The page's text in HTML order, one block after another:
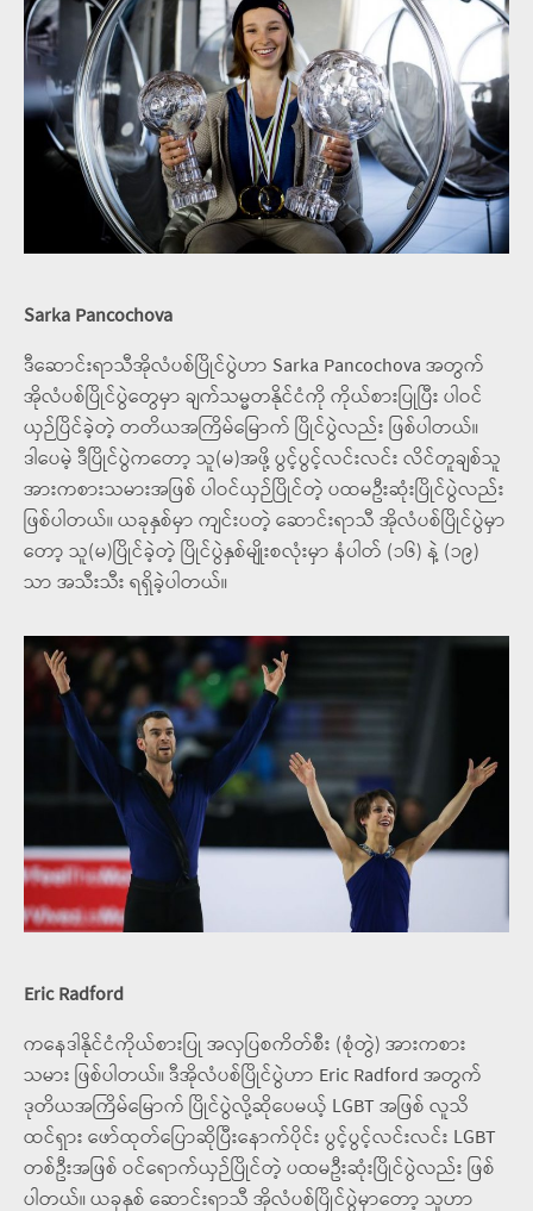
Sarka Pancochova
ဒီဆောင်းရာသီအိုလံပစ်ပြိုင်ပွဲဟာ Sarka Pancochova အတွက်
အိုလံပစ်ပြိုင်ပွဲတွေမှာ ချက်သမ္မတနိုင်ငံကို ကိုယ်စားပြုပြီး ပါဝင်
ယှဉ်ပြိင်ခဲ့တဲ့ တတိယအကြိမ်မြောက် ပြိုင်ပွဲလည်း ဖြစ်ပါတယ်။
ဒါပေမဲ့ ဒီပြိုင်ပွဲကတော့ သူ(မ)အဖို့ ပွင့်ပွင့်လင်းလင်း လိင်တူချစ်သူ
အားကစားသမားအဖြစ် ပါဝင်ယှဉ်ပြိုင်တဲ့ ပထမဦးဆုံးပြိုင်ပွဲလည်း
ဖြစ်ပါတယ်။ ယခုနှစ်မှာ ကျင်းပတဲ့ ဆောင်းရာသီ အိုလံပစ်ပြိုင်ပွဲမှာ
တော့ သူ(မ)ပြိုင်ခဲ့တဲ့ ပြိုင်ပွဲနှစ်မျိုးစလုံးမှာ နံပါတ် (၁၆) နဲ့ (၁၉)
သာ အသီးသီး ရရှိခဲ့ပါတယ်။
Eric Radford
ကနေဒါနိုင်ငံကိုယ်စားပြု အလှပြစကိတ်စီး (စုံတွဲ) အားကစား
သမား ဖြစ်ပါတယ်။ ဒီအိုလံပစ်ပြိုင်ပွဲဟာ Eric Radford အတွက်
ဒုတိယအကြိမ်မြောက် ပြိုင်ပွဲလို့ဆိုပေမယ့် LGBT အဖြစ် လူသိ
ထင်ရှား ဖော်ထုတ်ပြောဆိုပြီးနောက်ပိုင်း ပွင့်ပွင့်လင်းလင်း LGBT
တစ်ဦးအဖြစ် ဝင်ရောက်ယှဉ်ပြိုင်တဲ့ ပထမဦးဆုံးပြိုင်ပွဲလည်း ဖြစ်
ပါတယ်။ ယခုနှစ် ဆောင်းရာသီ အိုလံပစ်ပြိုင်ပွဲမှာတော့ သူဟာ